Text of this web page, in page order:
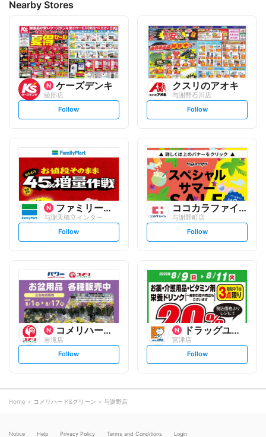
Nearby Stores
ケーズデンキ
綾部店
s
t
o
Follow
クスリのアオキ
与謝野石川店
s
t
l
o
w
Follow
ファミリーマート
与謝天橋立インター
s
t
l
o
w
Follow
ココカラファイン
与謝野町店
s
t
l
o
w
Follow
コメリハード&グリーン
岩滝店
s
t
o
Follow
ドラッグユタカ
宮津店
s
t
Follow
Home コメリハード&グリーン 与謝野店
Notice Help Privacy Policy Terms and Conditions Login